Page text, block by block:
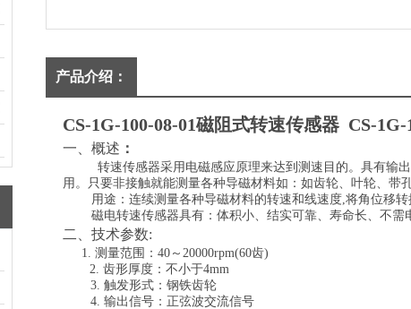
产品介绍：
CS-1G-100-08-01磁阻式转速传感器 CS-1G-
一、概述 ：
转速传感器采用电磁感应原理来达到测速目的。具有输
用。只要非接触就能测量各种导磁材料如：如齿轮、叶轮、带
用途：连续测量各种导磁材料的转速和线速度,将角位移
磁电转速传感器具有：体积小、结实可靠、寿命长、不需
二、技术参数:
1. 测量范围：40～20000rpm(60齿)
2. 齿形厚度：不小于4mm
3. 触发形式：钢铁齿轮
4. 输出信号：正弦波交流信号